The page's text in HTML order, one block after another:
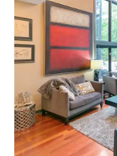
installations créatives et
de fenêtres en verre bloc
ou